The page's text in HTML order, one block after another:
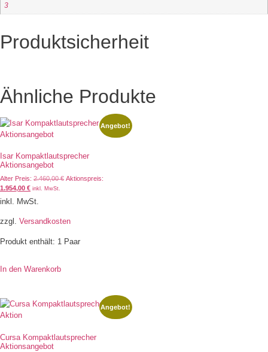
3
Produktsicherheit
Ähnliche Produkte
Angebot!
Isar Kompaktlautsprecher
Aktionsangebot
Alter Preis: 2.460,00€ Aktionspreis:
1.954,00 € inkl. MwSt.
inkl. MwSt.
zzgl. Versandkosten
Produkt enthält: 1 Paar
In den Warenkorb
Angebot!
Cursa Kompaktlautsprecher
Aktionsangebot